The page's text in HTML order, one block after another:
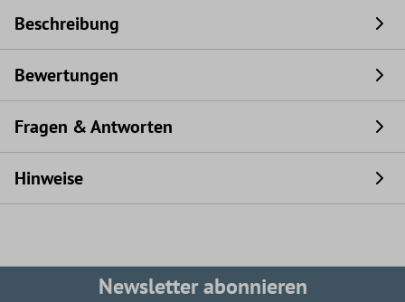
Beschreibung
Bewertungen
Fragen & Antworten
Hinweise
Newsletter abonnieren